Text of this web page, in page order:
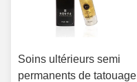
Soins ultérieurs semi
permanents de tatouage